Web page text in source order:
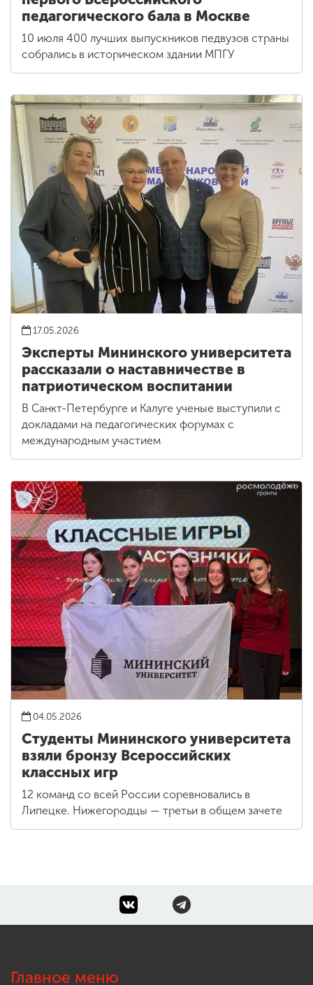
педагогического бала в Москве
10 июля 400 лучших выпускников педвузов страны
собрались в историческом здании МПГУ
17.05.2026
Эксперты Мининского университета
рассказали о наставничестве в
патриотическом воспитании
В Санкт-Петербурге и Калуге ученые выступили с
докладами на педагогических форумах с
международным участием
04.05.2026
Студенты Мининского университета
взяли бронзу Всероссийских
классных игр
12 команд со всей России соревновались в
Липецке. Нижегородцы — третьи в общем зачете
Главное меню